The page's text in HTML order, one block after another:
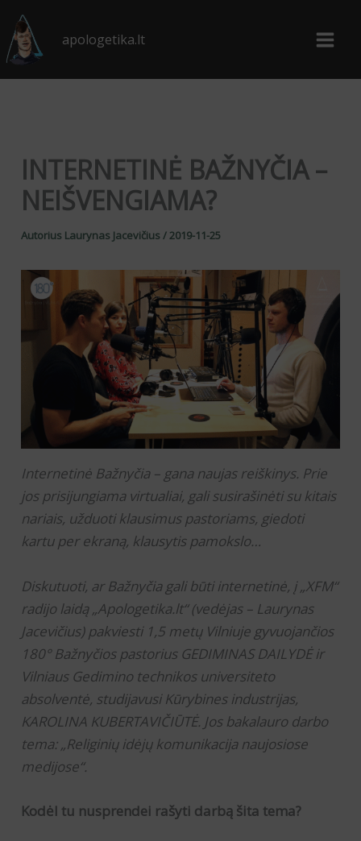
Pereiti
prie
turinio
apologetika.lt
INTERNETINĖ BAŽNYČIA –
NEIŠVENGIAMA?
Autorius Laurynas Jacevičius / 2019-11-25
Internetinė Bažnyčia – gana naujas reiškinys. Prie
jos prisijungiama virtualiai, gali susirašinėti su kitais
nariais, užduoti klausimus pastoriams, giedoti
kartu per ekraną, klausytis pamokslo…
Diskutuoti, ar Bažnyčia gali būti internetinė, į „XFM“
radijo laidą „Apologetika.lt“ (vedėjas – Laurynas
Jacevičius) pakviesti 1,5 metų Vilniuje gyvuojančios
180° Bažnyčios pastorius GEDIMINAS DAILYDĖ ir
Vilniaus Gedimino technikos universiteto
absolventė, studijavusi Kūrybines industrijas,
KAROLINA KUBERTAVIČIŪTĖ. Jos bakalauro darbo
tema: „Religinių idėjų komunikacija naujosiose
medijose“.
Kodėl tu nusprendei rašyti darbą šita tema?